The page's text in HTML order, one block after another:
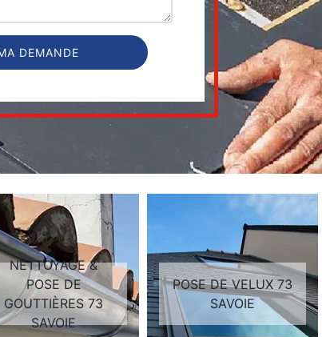
NETTOYAGE &
POSE DE
GOUTTIÈRES 73
SAVOIE
POSE DE VELUX 73
SAVOIE